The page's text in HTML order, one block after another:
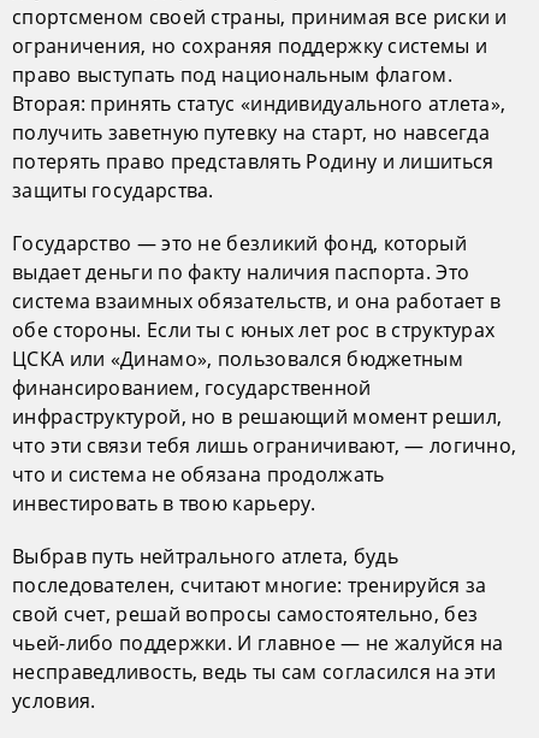
спортсменом своей страны, принимая все риски и
ограничения, но сохраняя поддержку системы и
право выступать под национальным флагом.
Вторая: принять статус «индивидуального атлета»,
получить заветную путевку на старт, но навсегда
потерять право представлять Родину и лишиться
защиты государства.
Государство — это не безликий фонд, который
выдает деньги по факту наличия паспорта. Это
система взаимных обязательств, и она работает в
обе стороны. Если ты с юных лет рос в структурах
ЦСКА или «Динамо», пользовался бюджетным
финансированием, государственной
инфраструктурой, но в решающий момент решил,
что эти связи тебя лишь ограничивают, — логично,
что и система не обязана продолжать
инвестировать в твою карьеру.
Выбрав путь нейтрального атлета, будь
последователен, считают многие: тренируйся за
свой счет, решай вопросы самостоятельно, без
чьей-либо поддержки. И главное — не жалуйся на
несправедливость, ведь ты сам согласился на эти
условия.